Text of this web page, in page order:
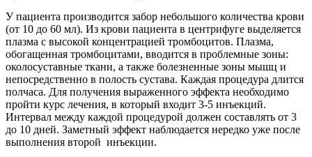
У пациента производится забор небольшого количества крови
(от 10 до 60 мл). Из крови пациента в центрифуге выделяется
плазма с высокой концентрацией тромбоцитов. Плазма,
обогащенная тромбоцитами, вводится в проблемные зоны:
околосуставные ткани, а также болезненные зоны мышц и
непосредственно в полость сустава. Каждая процедура длится
полчаса. Для получения выраженного эффекта необходимо
пройти курс лечения, в который входит 3-5 инъекций.
Интервал между каждой процедурой должен составлять от 3
до 10 дней. Заметный эффект наблюдается нередко уже после
выполнения второй инъекции.